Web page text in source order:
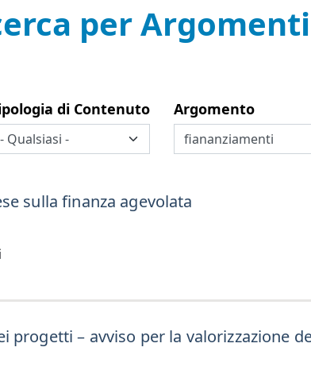
per Argomenti
di Contenuto Argomento
sulla finanza agevolata
progetti – avviso per la valorizzazione